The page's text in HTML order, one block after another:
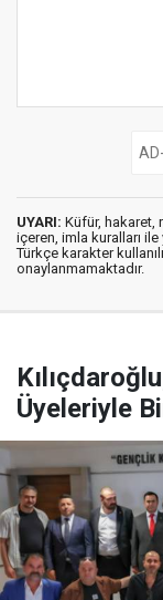
UYARI: Küfür, hakaret,
içeren, imla kuralları ile
Türkçe karakter
onaylanmamaktadır.
Üyeleriyle